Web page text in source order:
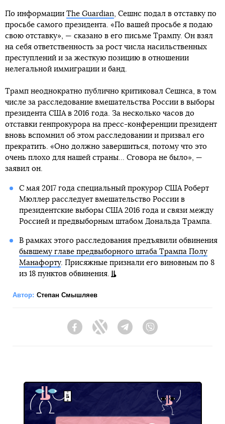
По информации The Guardian , Сешнс подал в отставку по
просьбе самого президента. «По вашей просьбе я подаю
свою отставку», — сказано в его письме Трампу. Он взял
на себя ответственность за рост числа насильственных
преступлений и за жесткую позицию в отношении
нелегальной иммиграции и банд.
Трамп неоднократно публично критиковал Сешнса, в том
числе за расследование вмешательства России в выборы
президента США в 2016 года. За несколько часов до
отставки генпрокурора на пресс-конференции президент
вновь вспомнил об этом расследовании и призвал его
прекратить. «Оно должно завершиться, потому что это
очень плохо для нашей страны... Сговора не было», —
заявил он.
С мая 2017 года специальный прокурор США Роберт
Мюллер расследует вмешательство России в
президентские выборы США 2016 года и связи между
Россией и предвыборным штабом Дональда Трампа.
В рамках этого расследования предъявили обвинения
бывшему главе предвыборного штаба Трампа Полу
Манафорту. Присяжные признали его виновным по 8
из 18 пунктов обвинения.
Автор: Степан Смышляев
FacebookTwitter Telegram